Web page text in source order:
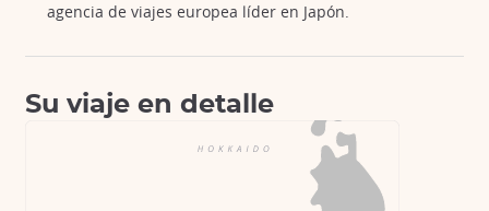
agencia de viajes europea líder en Japón.
Su viaje en detalle